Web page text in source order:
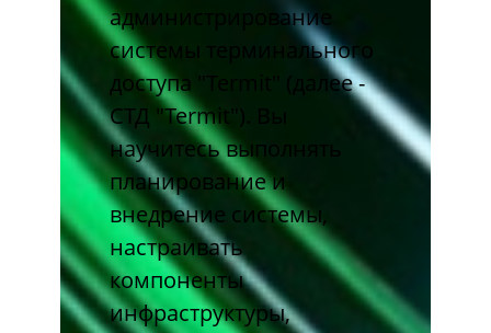
администрирование
системы терминального
доступа "Termit" (далее -
СТД "Termit"). Вы
научитесь выполнять
планирование и
внедрение системы,
настраивать
компоненты
инфраструктуры,